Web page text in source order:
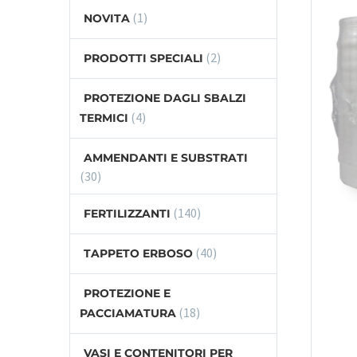
NOVITA (1)
PRODOTTI SPECIALI (2)
PROTEZIONE DAGLI SBALZI
TERMICI (4)
AMMENDANTI E SUBSTRATI
(30)
FERTILIZZANTI (140)
TAPPETO ERBOSO (40)
PROTEZIONE E
PACCIAMATURA (18)
VASI E CONTENITORI PER